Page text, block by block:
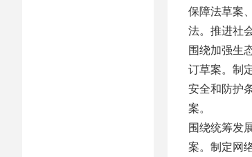
保障法草案
法。推进社
围绕加强生
订草案。制
安全和防护
案。
围绕统筹发
案。制定网